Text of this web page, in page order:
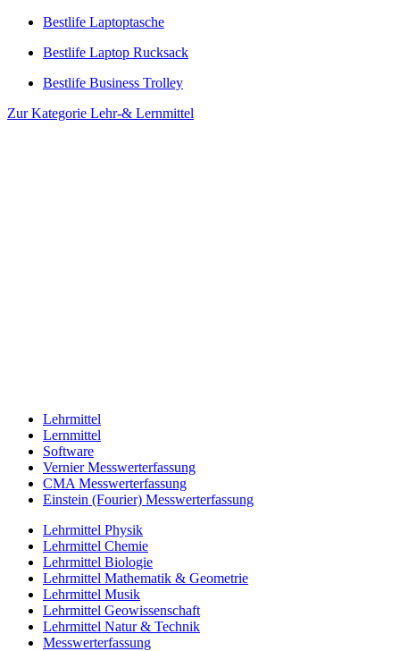
Bestlife Laptoptasche
Bestlife Laptop Rucksack
Bestlife Business Trolley
Zur Kategorie Lehr-& Lernmittel
Lehrmittel
Lernmittel
Software
Vernier Messwerterfassung
CMA Messwerterfassung
Einstein (Fourier) Messwerterfassung
Lehrmittel Physik
Lehrmittel Chemie
Lehrmittel Biologie
Lehrmittel Mathematik & Geometrie
Lehrmittel Musik
Lehrmittel Geowissenschaft
Lehrmittel Natur & Technik
Messwerterfassung